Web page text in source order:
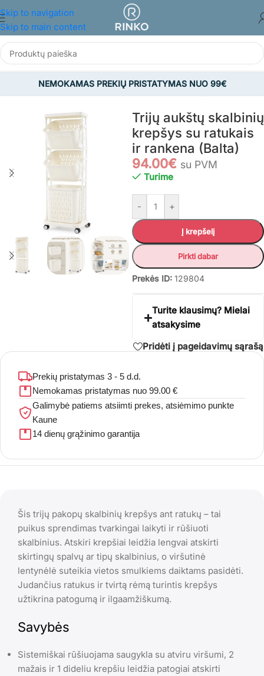
Skip to navigation
Skip to main content
NEMOKAMAS PREKIŲ PRISTATYMAS NUO 99€
BALDAI/Vonios kambario baldai / Skalbinių dėžės
Trijų aukštų skalbinių
krepšys su ratukais
ir rankena (Balta)
94.00€ su PVM
Turime
- +
Į krepšelį
Pirkti dabar
Prekės ID: 129804
Turite klausimų? Mielai
atsakysime
Pridėti į pageidavimų sąrašą
Prekių pristatymas 3 - 5 d.d.
Nemokamas pristatymas nuo 99.00 €
Galimybė patiems atsiimti prekes, atsiėmimo punkte
Kaune
14 dienų grąžinimo garantija
Šis trijų pakopų skalbinių krepšys ant ratukų – tai
puikus sprendimas tvarkingai laikyti ir rūšiuoti
skalbinius. Atskiri krepšiai leidžia lengvai atskirti
skirtingų spalvų ar tipų skalbinius, o viršutinė
lentynėlė suteikia vietos smulkiems daiktams pasidėti.
Judančius ratukus ir tvirtą rėmą turintis krepšys
užtikrina patogumą ir ilgaamžiškumą.
Savybės
Sistemiškai rūšiuojama saugykla su atviru viršumi, 2
mažais ir 1 dideliu krepšiu leidžia patogiai atskirti